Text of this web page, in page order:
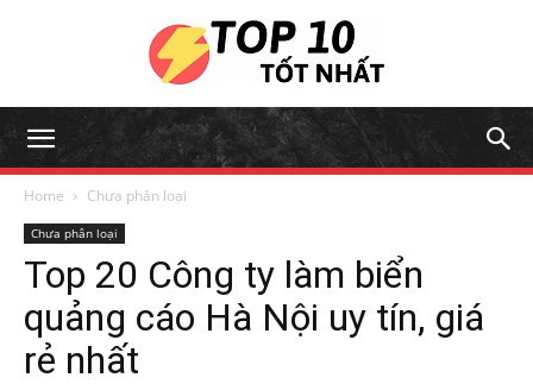
Home Chưa phân loại
Chưa phân loại
Top 20 Công ty làm biển
quảng cáo Hà Nội uy tín, giá
rẻ nhất